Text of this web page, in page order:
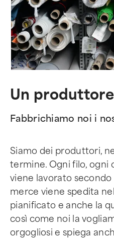
Un
Fabbrichiamo noi i
Siamo dei produttori,
termine. Ogni filo, ogni
viene lavorato secondo
merce viene spedita
pianificato e anche la
così come noi la
orgogliosi e spiega